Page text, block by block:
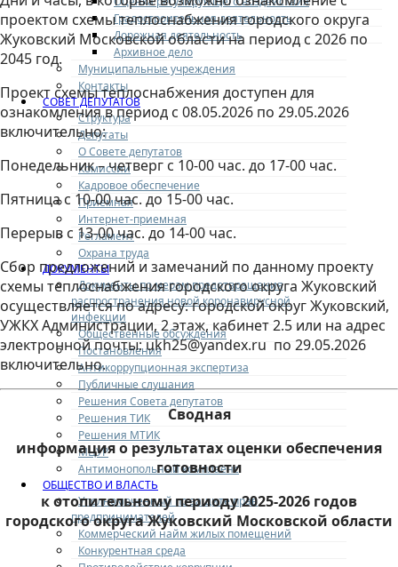
Градостроительная деятельность
Дорожная деятельность
Архивное дело
Муниципальные учреждения
Контакты
СОВЕТ ДЕПУТАТОВ
Структура
Депутаты
О Совете депутатов
Комиссии
Кадровое обеспечение
Приемная
Интернет-приемная
Регламент
Охрана труда
ДОКУМЕНТЫ
Документы по мерам предотвращения
распространения новой коронавирусной
инфекции
Общественные обсуждения
Постановления
Антикоррупционная экспертиза
Публичные слушания
Решения Совета депутатов
Решения ТИК
Решения МТИК
МЦУР
Антимонопольный комплаенс
ОБЩЕСТВО И ВЛАСТЬ
Уполномоченный по защите прав
предпринимателей
Коммерческий найм жилых помещений
Конкурентная среда
проектом схемы теплоснабжения городского округа
Жуковский Московской области на период с 2026 по
2045 год.
Проект схемы теплоснабжения доступен для
ознакомления в период с 08.05.2026 по 29.05.2026
включительно:
Понедельник – четверг с 10-00 час. до 17-00 час.
Пятница с 10-00 час. до 15-00 час.
Перерыв с 13-00 час. до 14-00 час.
Сбор предложений и замечаний по данному проекту
схемы теплоснабжения городского округа Жуковский
осуществляется по адресу: городской округ Жуковский,
УЖКХ Администрации, 2 этаж, кабинет 2.5 или на адрес
электронной почты:ukh25@yandex.ru по 29.05.2026
включительно.
Сводная
информация о результатах оценки обеспечения
готовности
к отопительному периоду 2025-2026 годов
городского округа Жуковский Московской области